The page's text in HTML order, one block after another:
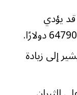
قد يؤدي
إلى زيادة